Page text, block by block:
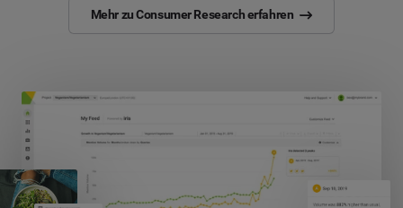
Mehr zu Consumer Research erfahren